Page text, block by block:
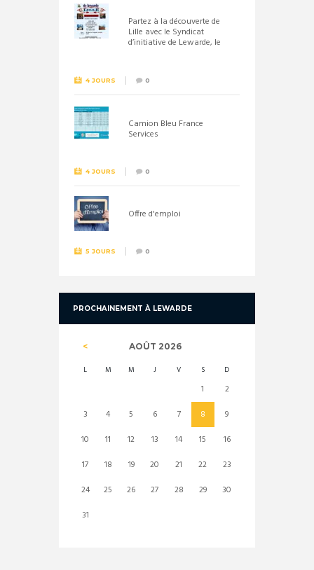
Partez à la découverte de
Lille avec le Syndicat
d’initiative de Lewarde, le
4 JOURS 0
Camion Bleu France
Services
4 JOURS 0
Offre d'emploi
5 JOURS 0
PROCHAINEMENT À LEWARDE
AOÛT 2026
L M M J V S D
1
2
3
4 5 6 7 8
9
10
11 12 13 14 15
16
17
18 19 20 21 22
23
24
25 26 27 28 29
30
31